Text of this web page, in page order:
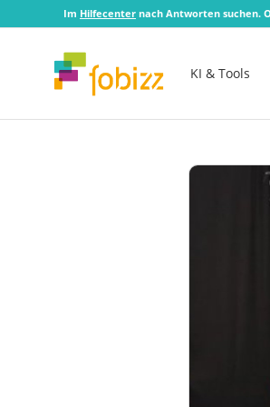
Im Hilfecenter nach Antworten suchen.
KI & Tools